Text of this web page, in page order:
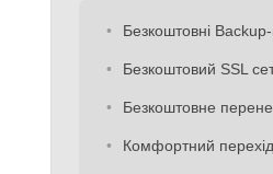
Безкоштовні
Безкоштовий SSL
Безкоштовне
Комфортний перехід